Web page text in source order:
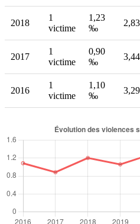
2018
1
victime
1,23
‰
2017
1
victime
0,90
‰
2016
1
victime
1,10
‰